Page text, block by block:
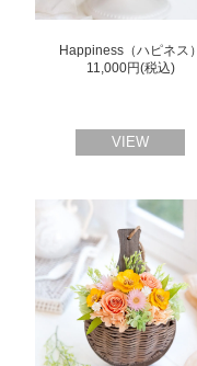
Happiness（ハピネス）
11,000円(税込)
VIEW